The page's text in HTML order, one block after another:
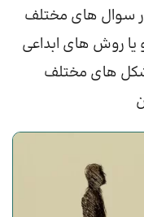
سوال های مختلف
یا روش های ابداعی
های مختلف